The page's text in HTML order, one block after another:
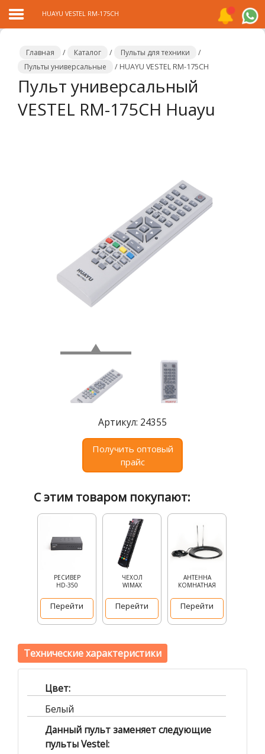
Главная
Каталог
HUAYU VESTEL RM-175CH
Главная / Каталог / Пульты для техники
/
Пульты универсальные
/ HUAYU VESTEL RM-175CH
Пульт универсальный
VESTEL RM-175CH Huayu
Артикул: 24355
Получить оптовый
прайс
С этим товаром покупают:
РЕСИВЕР
HD-350
Перейти
ЧЕХОЛ
WIMAX
Перейти
АНТЕННА
КОМНАТНАЯ
Перейти
Технические характеристики
Цвет:
Белый
Данный пульт заменяет следующие
пульты Vestel: